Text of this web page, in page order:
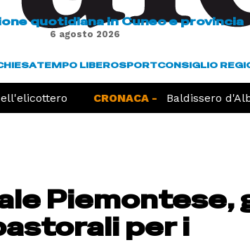
quotidiana in Cuneo e provincia
6 agosto 2026
TEMPO LIBEROSPORTCONSIGLIO
CRONACA - Baldissero
Piemontese,
per i